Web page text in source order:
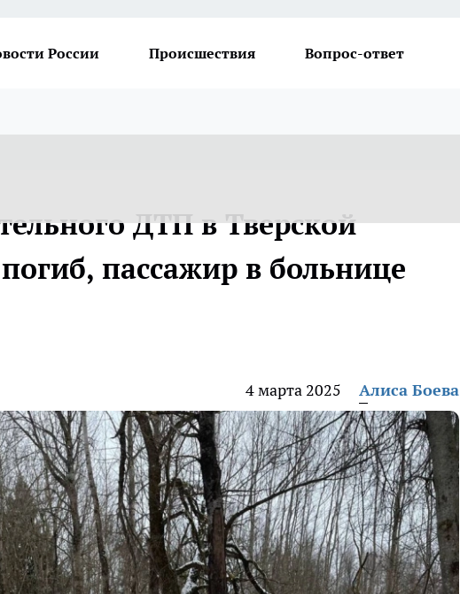
России Происшествия Вопрос-ответ
ДТП в Тверской
пассажир в больнице
4 марта 2025 Алиса Боева